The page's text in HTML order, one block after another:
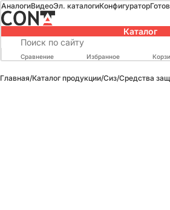
АналогиВидеоЭл. каталогиКонфигуратор
Каталог
Сравнение Избранное
Главная/Каталог продукции/Сиз/Средства